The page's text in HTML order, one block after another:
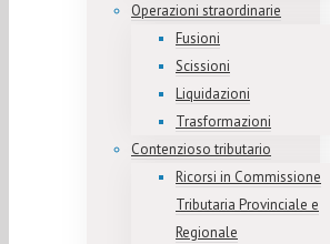
Operazioni straordinarie
Fusioni
Scissioni
Liquidazioni
Trasformazioni
Contenzioso tributario
Ricorsi in Commissione
Tributaria Provinciale e
Regionale